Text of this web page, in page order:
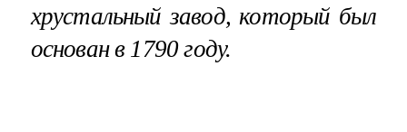
хрустальный завод, который был
основан в 1790 году.